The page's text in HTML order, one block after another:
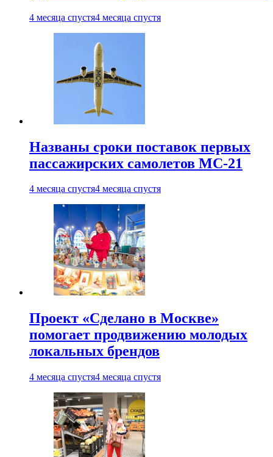
4 месяца спустя4 месяца спустя
Названы сроки поставок первых
пассажирских самолетов МС-21
4 месяца спустя4 месяца спустя
Проект «Сделано в Москве»
помогает продвижению молодых
локальных брендов
4 месяца спустя4 месяца спустя